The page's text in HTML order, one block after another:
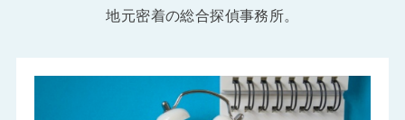
地元密着の総合探偵事務所。